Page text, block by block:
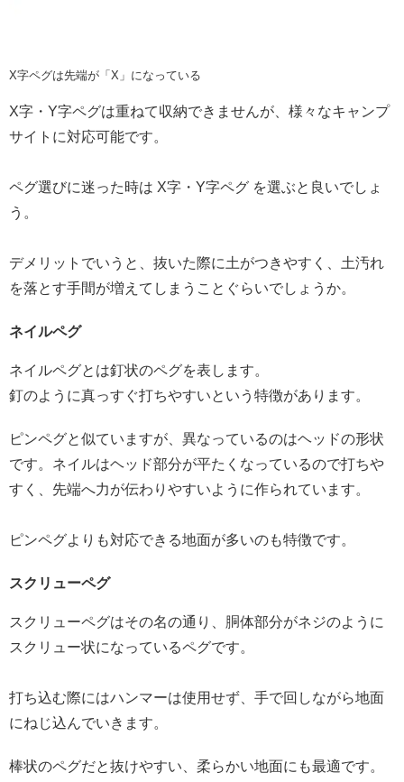
X字ペグは先端が「X」になっている
X字・Y字ペグは重ねて収納できませんが、様々なキャンプ
サイトに対応可能です。
ペグ選びに迷った時は X字・Y字ペグ を選ぶと良いでしょ
う。
デメリットでいうと、抜いた際に土がつきやすく、土汚れ
を落とす手間が増えてしまうことぐらいでしょうか。
ネイルペグ
ネイルペグとは釘状のペグを表します。
釘のように真っすぐ打ちやすいという特徴があります。
ピンペグと似ていますが、異なっているのはヘッドの形状
です。ネイルはヘッド部分が平たくなっているので打ちや
すく、先端へ力が伝わりやすいように作られています。
ピンペグよりも対応できる地面が多いのも特徴です。
スクリューペグ
スクリューペグはその名の通り、胴体部分がネジのように
スクリュー状になっているペグです。
打ち込む際にはハンマーは使用せず、手で回しながら地面
にねじ込んでいきます。
棒状のペグだと抜けやすい、柔らかい地面にも最適です。